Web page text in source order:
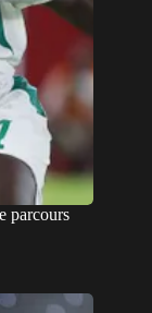
parcours